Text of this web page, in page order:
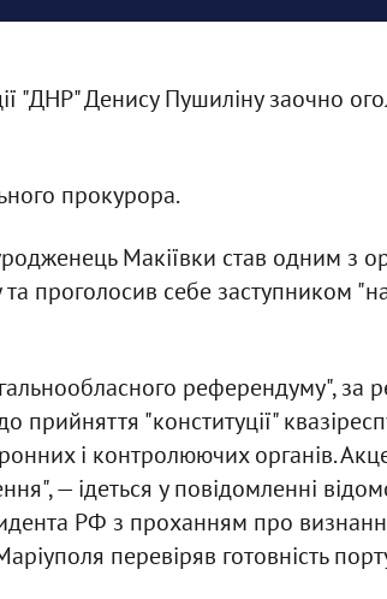
"ДНР" Денису Пушиліну заочно
прокурора.
Макіївки став одним з
та проголосив себе заступником
референдуму", за
прийняття "конституції"
і контролюючих органів.
— ідеться у повідомленні
РФ з проханням про
перевіряв готовність